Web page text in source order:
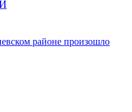
районе произошло